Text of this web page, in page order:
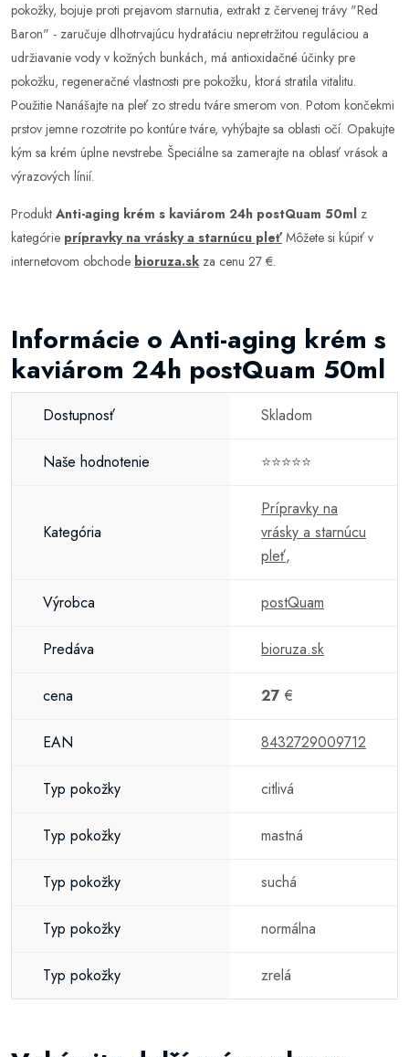
pokožky, bojuje proti prejavom starnutia, extrakt z červenej trávy "Red
Baron" - zaručuje dlhotrvajúcu hydratáciu nepretržitou reguláciou a
udržiavanie vody v kožných bunkách, má antioxidačné účinky pre
pokožku, regeneračné vlastnosti pre pokožku, ktorá stratila vitalitu.
Použitie Nanášajte na pleť zo stredu tváre smerom von. Potom končekmi
prstov jemne rozotrite po kontúre tváre, vyhýbajte sa oblasti očí. Opakujte
kým sa krém úplne nevstrebe. Špeciálne sa zamerajte na oblasť vrások a
výrazových línií.
Produkt Anti-aging krém s kaviárom 24h postQuam 50ml z
kategórie prípravky na vrásky a starnúcu pleťMôžete si kúpiť v
internetovom obchode bioruza.sk za cenu 27 €.
Informácie o Anti-aging krém s
kaviárom 24h postQuam 50ml
Dostupnosť Skladom
Naše hodnotenie ⭐⭐⭐⭐⭐
Kategória
Prípravky na
vrásky a starnúcu
pleť,
Výrobca postQuam
Predáva bioruza.sk
cena 27 €
EAN 8432729009712
Typ pokožky citlivá
Typ pokožky mastná
Typ pokožky suchá
Typ pokožky normálna
Typ pokožky zrelá